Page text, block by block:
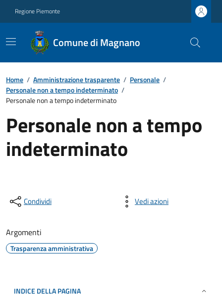
Regione Piemonte
Comune di Magnano
Home / Amministrazione trasparente / Personale /
Personale non a tempo indeterminato /
Personale non a tempo indeterminato
Personale non a tempo
indeterminato
Condividi Vedi azioni
Argomenti
Trasparenza amministrativa
INDICE DELLA PAGINA